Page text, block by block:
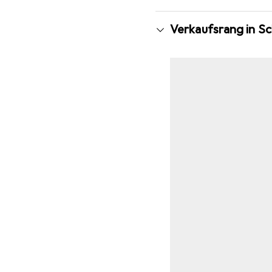
Verkaufsrang in